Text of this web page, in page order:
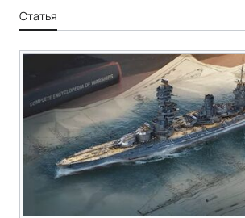
Статья